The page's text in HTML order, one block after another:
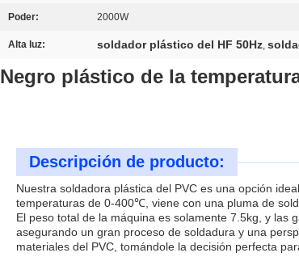
Poder: 2000W
Alta luz: soldador plástico del HF 50Hz,
Negro plástico de la
Descripción de producto:
Nuestra soldadora plástica del PVC es una opción
temperaturas de 0-400℃, viene con una pluma de
El peso total de la máquina es solamente 7.5kg, y las
asegurando un gran proceso de soldadura y una
materiales del PVC, tomándole la decisión perfecta